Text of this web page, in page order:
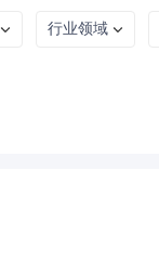
行业领域